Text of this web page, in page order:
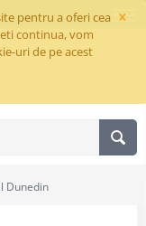
×
pentru a oferi cea
continua, vom
uri de pe acest
Dunedin